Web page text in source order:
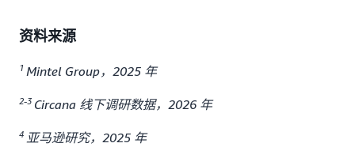
资料来源
1 Mintel Group，2025 年
2-3 Circana 线下调研数据，2026 年
4 亚马逊研究，2025 年